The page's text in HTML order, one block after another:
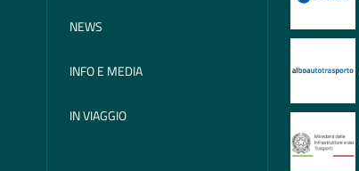
NEWS
INFO E MEDIA
IN VIAGGIO